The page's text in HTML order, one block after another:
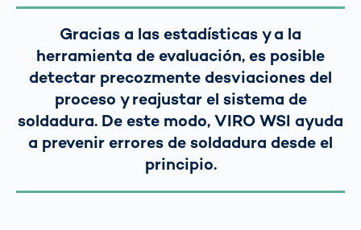
Gracias a las estadísticas y a la
herramienta de evaluación, es posible
detectar precozmente desviaciones del
proceso y reajustar el sistema de
soldadura. De este modo, VIRO WSI ayuda
a prevenir errores de soldadura desde el
principio.